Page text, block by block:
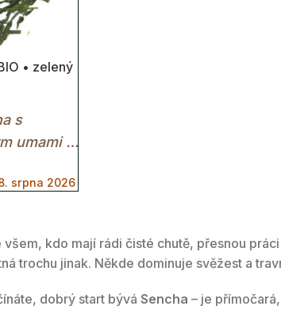
• zelený
s
umami a
srpna 2026
kdo mají rádi čisté chutě, přesnou
trochu jinak. Někde dominuje svěžest a
dobrý start bývá Sencha – je